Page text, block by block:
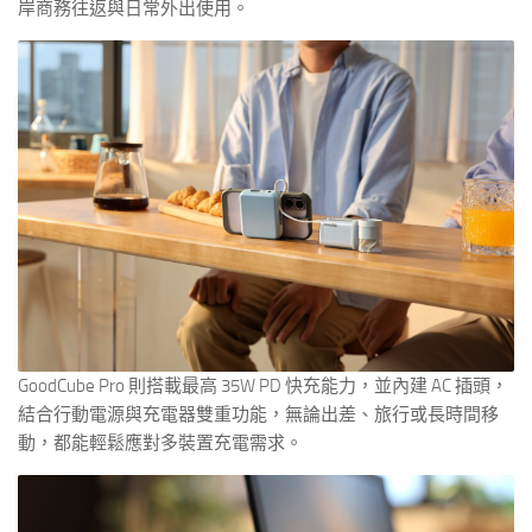
岸商務往返與日常外出使用。
GoodCube Pro 則搭載最高 35W PD 快充能力，並內建 AC 插頭，
結合行動電源與充電器雙重功能，無論出差、旅行或長時間移
動，都能輕鬆應對多裝置充電需求。